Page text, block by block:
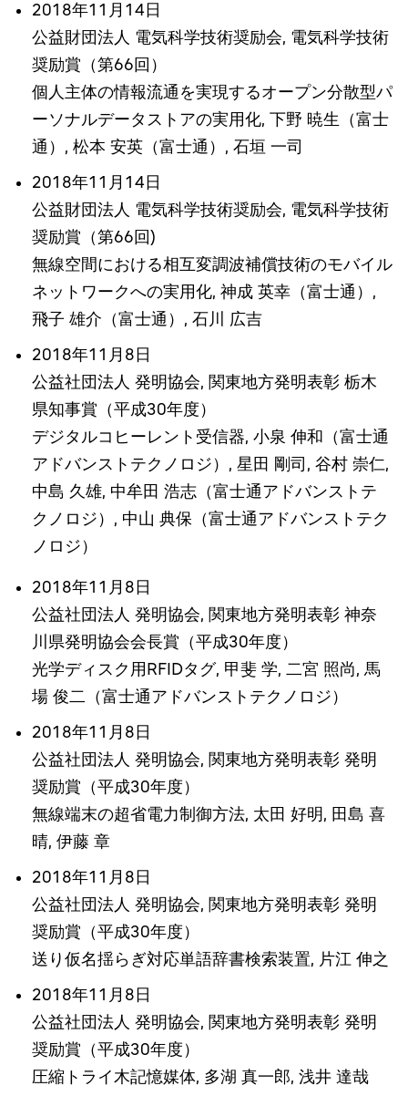
2018年11月14日
公益財団法人 電気科学技術奨励会, 電気科学技術
奨励賞（第66回）
個人主体の情報流通を実現するオープン分散型パ
ーソナルデータストアの実用化, 下野 暁生（富士
通）, 松本 安英（富士通）, 石垣 一司
2018年11月14日
公益財団法人 電気科学技術奨励会, 電気科学技術
奨励賞（第66回)
無線空間における相互変調波補償技術のモバイル
ネットワークへの実用化, 神成 英幸（富士通）,
飛子 雄介（富士通）, 石川 広吉
2018年11月8日
公益社団法人 発明協会, 関東地方発明表彰 栃木
県知事賞（平成30年度）
デジタルコヒーレント受信器, 小泉 伸和（富士通
アドバンストテクノロジ）, 星田 剛司, 谷村 崇仁,
中島 久雄, 中牟田 浩志（富士通アドバンストテ
クノロジ）, 中山 典保（富士通アドバンストテク
ノロジ）
2018年11月8日
公益社団法人 発明協会, 関東地方発明表彰 神奈
川県発明協会会長賞（平成30年度）
光学ディスク用RFIDタグ, 甲斐 学, 二宮 照尚, 馬
場 俊二（富士通アドバンストテクノロジ）
2018年11月8日
公益社団法人 発明協会, 関東地方発明表彰 発明
奨励賞（平成30年度）
無線端末の超省電力制御方法, 太田 好明, 田島 喜
晴, 伊藤 章
2018年11月8日
公益社団法人 発明協会, 関東地方発明表彰 発明
奨励賞（平成30年度）
送り仮名揺らぎ対応単語辞書検索装置, 片江 伸之
2018年11月8日
公益社団法人 発明協会, 関東地方発明表彰 発明
奨励賞（平成30年度）
圧縮トライ木記憶媒体, 多湖 真一郎, 浅井 達哉